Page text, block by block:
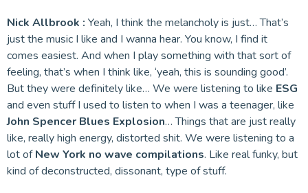
Nick Allbrook : Yeah, I think the melancholy is just… That’s
just the music I like and I wanna hear. You know, I find it
comes easiest. And when I play something with that sort of
feeling, that’s when I think like, ‘yeah, this is sounding good’.
But they were definitely like… We were listening to like ESG
and even stuff I used to listen to when I was a teenager, like
John Spencer Blues Explosion… Things that are just really
like, really high energy, distorted shit. We were listening to a
lot ofNew York no wave compilations. Like real funky, but
kind of deconstructed, dissonant, type of stuff.